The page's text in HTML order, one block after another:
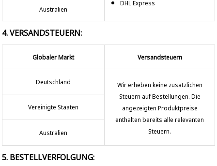
DHL Express
Australien
4. VERSANDSTEUERN:
Globaler Markt Versandsteuern
Deutschland
Wir erheben keine zusätzlichen
Steuern auf Bestellungen. Die
angezeigten Produktpreise
enthalten bereits alle relevanten
Steuern.
Vereinigte Staaten
Australien
5. BESTELLVERFOLGUNG: